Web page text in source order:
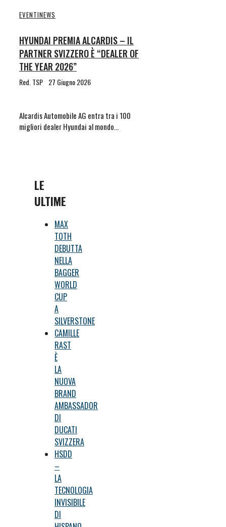
EVENTINEWS
HYUNDAI PREMIA ALCARDIS – IL
PARTNER SVIZZERO È “DEALER OF
THE YEAR 2026”
Red. TSP 27 Giugno 2026
Alcardis Automobile AG entra tra i 100
migliori dealer Hyundai al mondo…
LE
ULTIME
MAX
TOTH
DEBUTTA
NELLA
BAGGER
WORLD
CUP
A
SILVERSTONE
CAMILLE
RAST
È
LA
NUOVA
BRAND
AMBASSADOR
DI
DUCATI
SVIZZERA
HSDD
–
LA
TECNOLOGIA
INVISIBILE
DI